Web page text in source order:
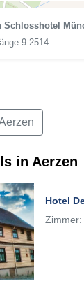
Schlosshotel
9.2514
in Aerzen
Hotel
Zimmer: